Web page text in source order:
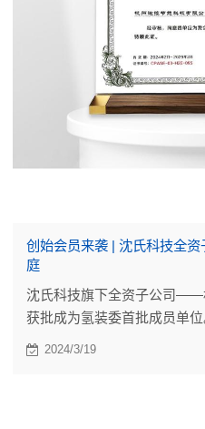
创始会员来袭 | 沈氏科技全
庭
沈氏科技旗下全资子公司——
获批成为氢装委首批成员单位
2024/3/19